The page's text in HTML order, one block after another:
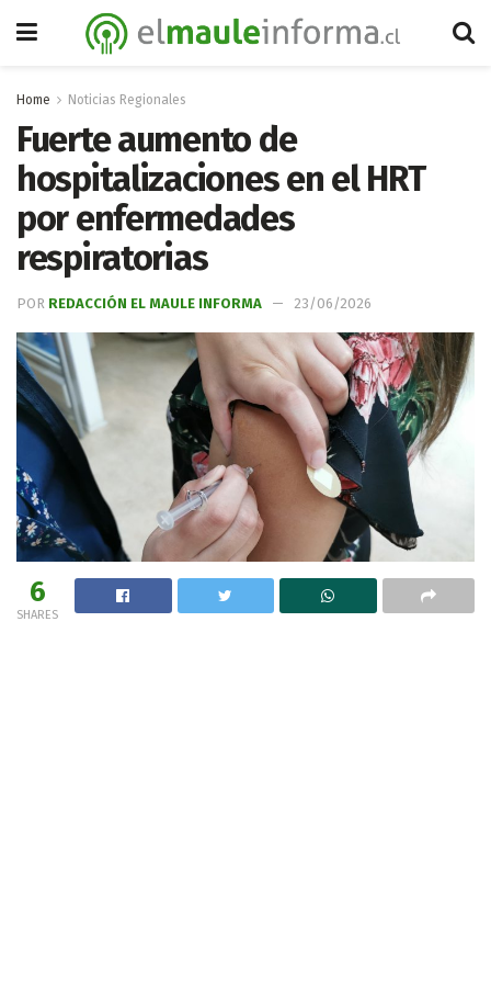
Home Noticias Regionales
Fuerte aumento de
hospitalizaciones en el HRT
por enfermedades
respiratorias
POR REDACCIÓN EL MAULE INFORMA 23/06/2026
6
SHARES